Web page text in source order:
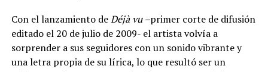
Con el lanzamiento deDéjà vu –primer corte de difusión
editado el 20 de julio de 2009- el artista volvía a
sorprender a sus seguidores con un sonido vibrante y
una letra propia de su lírica, lo que resultó ser un